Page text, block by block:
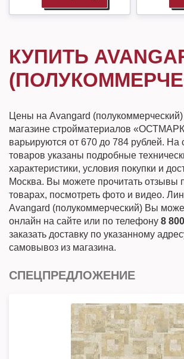
КУПИТЬ
Цены на Avangard (полукоммерческий)
магазине стройматериалов
варьируются от 670 до 784 рублей. На
товаров указаны подробные
характеристики, условия покупки и
Москва. Вы можете прочитать отзывы
товарах, посмотреть фото и видео.
Avangard (полукоммерческий) Вы
онлайн на сайте или по телефону 8
заказать доставку по указанному
самовывоз из магазина.
СПЕЦПРЕДЛОЖЕНИЕ